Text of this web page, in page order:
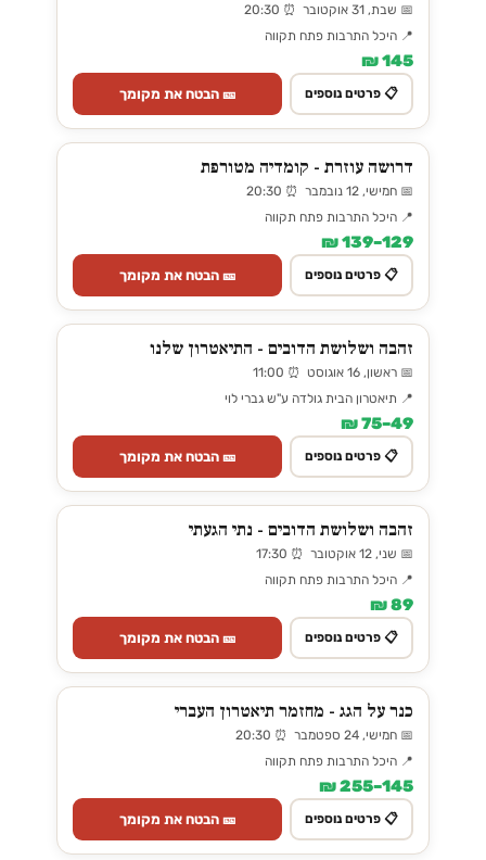
📅 שבת, 31 אוקטובר ⏰ 20:30
📍 היכל התרבות פתח תקווה
145 ₪
📋 פרטים נוספים 🎫 הבטח את מקומך
דרושה עוזרת - קומדיה מטורפת
📅 חמישי, 12 נובמבר ⏰ 20:30
📍 היכל התרבות פתח תקווה
129–139 ₪
📋 פרטים נוספים 🎫 הבטח את מקומך
זהבה ושלושת הדובים - התיאטרון שלנו
📅 ראשון, 16 אוגוסט ⏰ 11:00
📍 תיאטרון הבית גולדה ע"ש גברי לוי
49–75 ₪
📋 פרטים נוספים 🎫 הבטח את מקומך
זהבה ושלושת הדובים - נתי הגעתי
📅 שני, 12 אוקטובר ⏰ 17:30
📍 היכל התרבות פתח תקווה
89 ₪
📋 פרטים נוספים 🎫 הבטח את מקומך
כנר על הגג - מחזמר תיאטרון העברי
📅 חמישי, 24 ספטמבר ⏰ 20:30
📍 היכל התרבות פתח תקווה
145–255 ₪
📋 פרטים נוספים 🎫 הבטח את מקומך